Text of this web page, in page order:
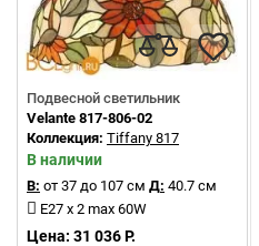
Подвесной светильник
Velante 817-806-02
Коллекция: Tiffany 817
В наличии
В: от 37 до 107 см Д: 40.7 см
E27 x 2 max 60W
Цена: 31 036 Р.